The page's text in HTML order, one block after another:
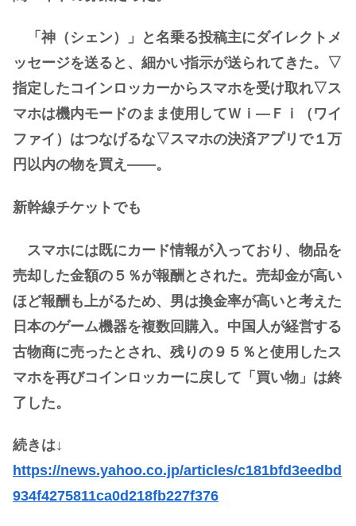
「神（シェン）」と名乗る投稿主にダイレクトメ
ッセージを送ると、細かい指示が送られてきた。▽
指定したコインロッカーからスマホを受け取れ▽ス
マホは機内モードのまま使用してＷｉ―Ｆｉ（ワイ
ファイ）はつなげるな▽スマホの決済アプリで１万
円以内の物を買え――。
新幹線チケットでも
スマホには既にカード情報が入っており、物品を
売却した金額の５％が報酬とされた。売却金が高い
ほど報酬も上がるため、男は換金率が高いと考えた
日本のゲーム機器を複数回購入。中国人が経営する
古物商に売ったとされ、残りの９５％と使用したス
マホを再びコインロッカーに戻して「買い物」は終
了した。
続きは↓
https://news.yahoo.co.jp/articles/c181bfd3eedbd
934f4275811ca0d218fb227f376